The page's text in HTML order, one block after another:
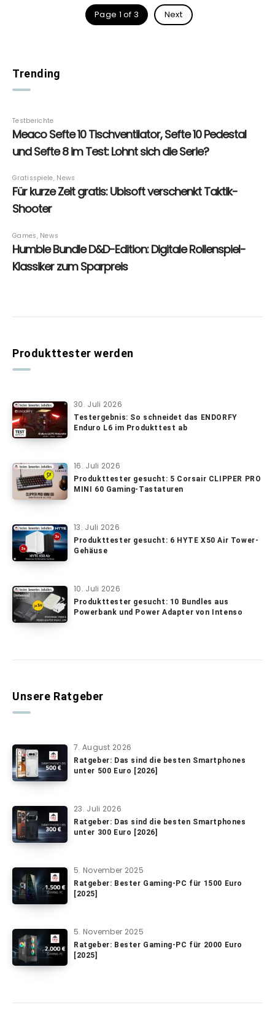
Page 1 of 3 Next
Trending
Produkttester werden
30. Juli 2026
Testergebnis: So schneidet das ENDORFY
Enduro L6 im Produkttest ab
16. Juli 2026
Produkttester gesucht: 5 Corsair CLIPPER PRO
MINI 60 Gaming-Tastaturen
13. Juli 2026
Produkttester gesucht: 6 HYTE X50 Air Tower-
Gehäuse
10. Juli 2026
Produkttester gesucht: 10 Bundles aus
Powerbank und Power Adapter von Intenso
Unsere Ratgeber
7. August 2026
Ratgeber: Das sind die besten Smartphones
unter 500 Euro [2026]
23. Juli 2026
Ratgeber: Das sind die besten Smartphones
unter 300 Euro [2026]
5. November 2025
Ratgeber: Bester Gaming-PC für 1500 Euro
[2025]
5. November 2025
Ratgeber: Bester Gaming-PC für 2000 Euro
[2025]